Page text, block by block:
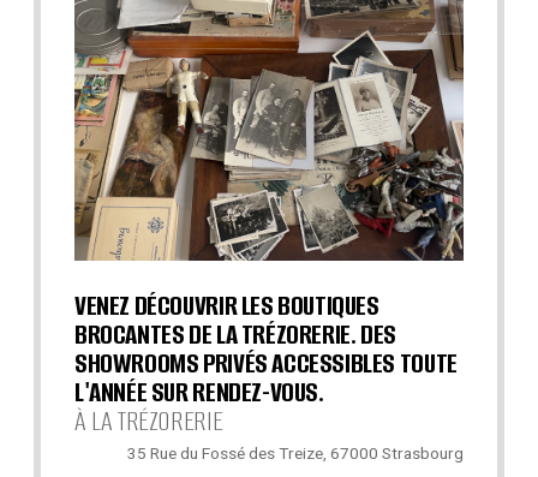
VENEZ DÉCOUVRIR LES BOUTIQUES
BROCANTES DE LA TRÉZORERIE. DES
SHOWROOMS PRIVÉS ACCESSIBLES TOUTE
L'ANNÉE SUR RENDEZ-VOUS.
À LA TRÉZORERIE
35 Rue du Fossé des Treize, 67000 Strasbourg